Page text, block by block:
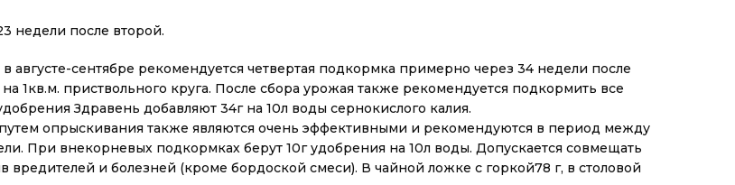
недели после второй.
августе-сентябре рекомендуется четвертая подкормка примерно через 34 недели после
1кв.м. приствольного круга. После сбора урожая также рекомендуется подкормить все
Здравень добавляют 34г на 10л воды сернокислого калия.
опрыскивания также являются очень эффективными и рекомендуются в период между
При внекорневых подкормках берут 10г удобрения на 10л воды. Допускается совмещать
и болезней (кроме бордоской смеси). В чайной ложке с горкой78 г, в столовой